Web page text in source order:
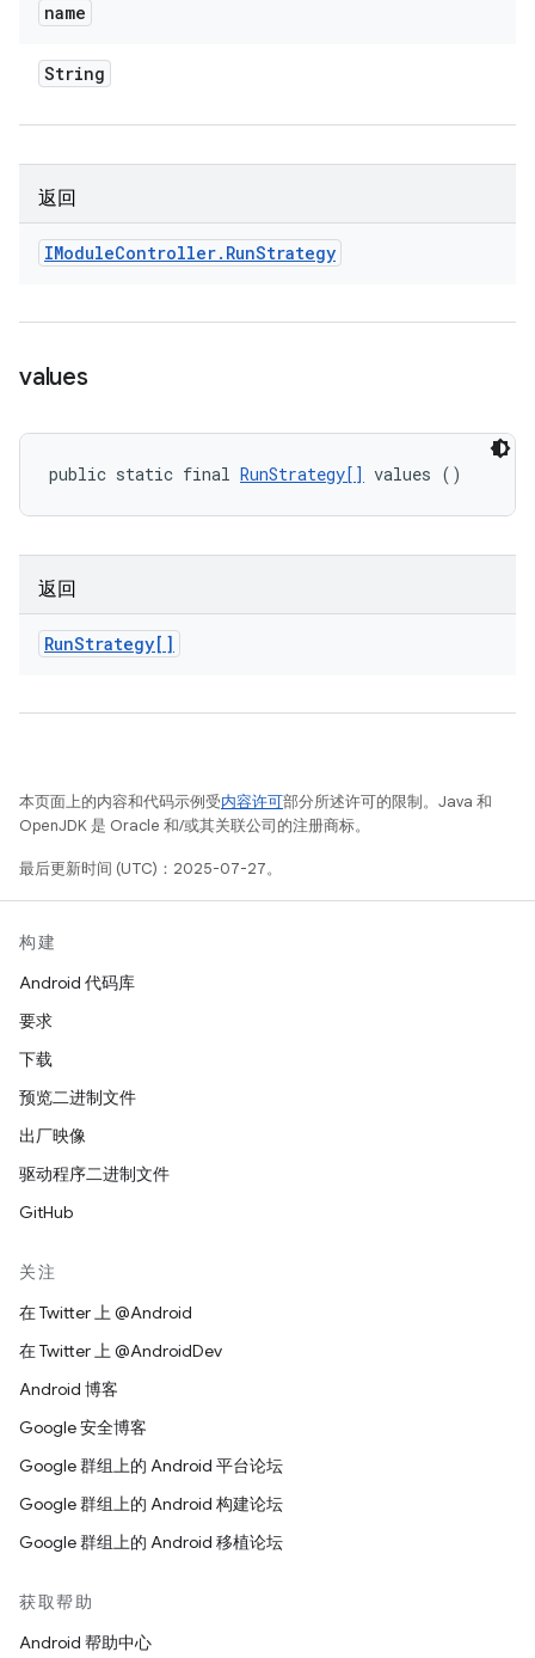
name
String
返回
IModuleController. RunStrategy
values
public static final RunStrategy[] values ()
返回
RunStrategy[]
本页面上的内容和代码示例受内容许可部分所述许可的限制。Java 和
OpenJDK 是 Oracle 和/或其关联公司的注册商标。
最后更新时间 (UTC)：2025-07-27。
构建
Android 代码库
要求
下载
预览二进制文件
出厂映像
驱动程序二进制文件
GitHub
关注
在 Twitter 上 @Android
在 Twitter 上 @AndroidDev
Android 博客
Google 安全博客
Google 群组上的 Android 平台论坛
Google 群组上的 Android 构建论坛
Google 群组上的 Android 移植论坛
获取帮助
Android 帮助中心